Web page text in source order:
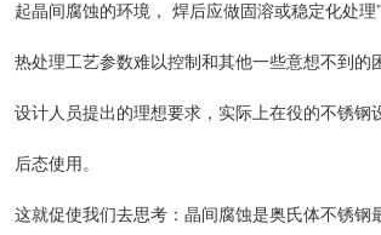
起晶间腐蚀的环境， 焊后应做固溶或稳定化处
热处理工艺参数难以控制和其他一些意想不到的
设计人员提出的理想要求，实际上在役的不锈钢
后态使用。
这就促使我们去思考：晶间腐蚀是奥氏体不锈钢